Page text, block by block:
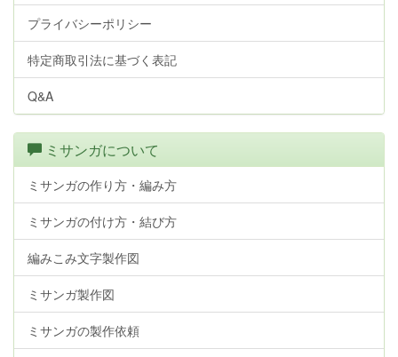
プライバシーポリシー
特定商取引法に基づく表記
Q&A
ミサンガについて
ミサンガの作り方・編み方
ミサンガの付け方・結び方
編みこみ文字製作図
ミサンガ製作図
ミサンガの製作依頼